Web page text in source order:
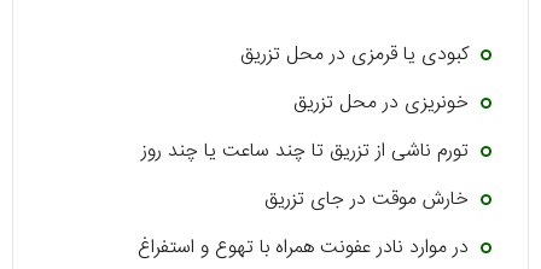
کبودی یا قرمزی در محل تزریق
خونریزی در محل تزریق
تورم ناشی از تزریق تا چند ساعت یا چند روز
خارش موقت در جای تزریق
در موارد نادر عفونت همراه با تهوع و استفراغ